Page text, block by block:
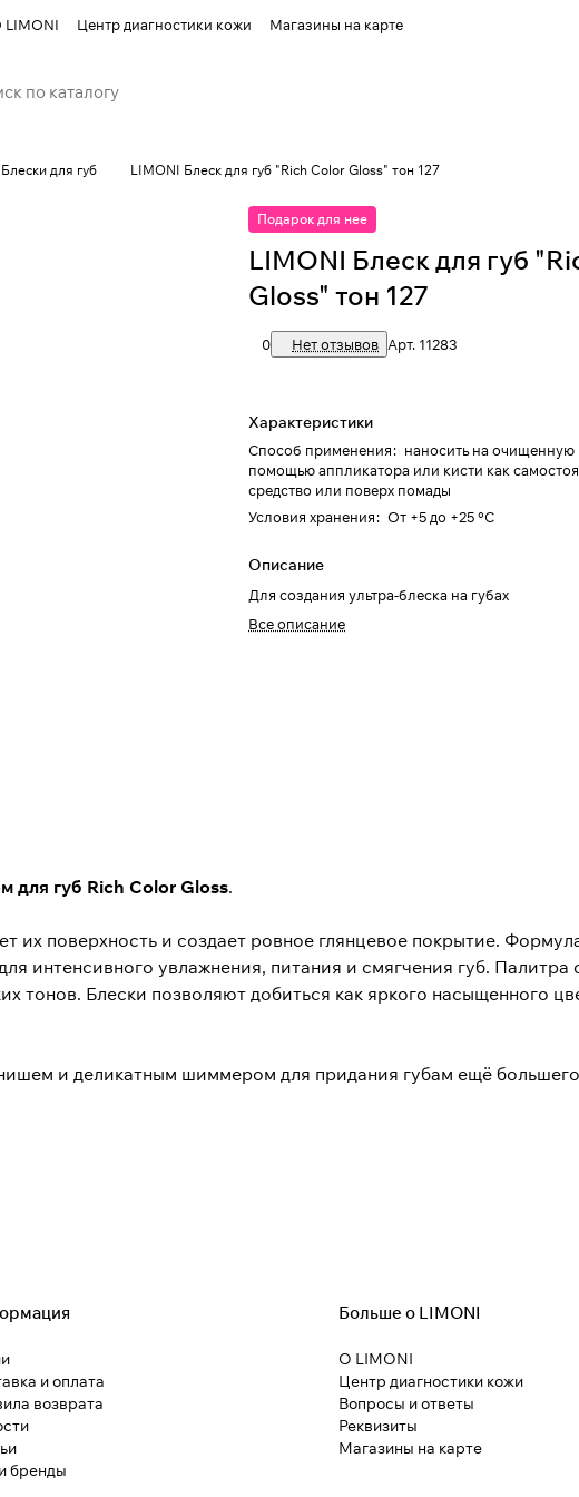
LIMONI Центр диагностики кожи Магазины на карте
Блески для губ LIMONI Блеск для губ "Rich Color Gloss" тон 127
Подарок для нее
LIMONI Блеск для губ
Gloss" тон 127
0 Нет отзывов Арт. 11283
Характеристики
Способ применения: наносить на очищенную
помощью аппликатора или кисти как
средство или поверх помады
Условия хранения: От +5 до +25 °C
Описание
Для создания ультра-блеска на губах
Все описание
для губ Rich Color Gloss.
их поверхность и создает ровное глянцевое покрытие.
интенсивного увлажнения, питания и смягчения губ.
тонов. Блески позволяют добиться как яркого насыщенного
и деликатным шиммером для придания губам ещё
и оплата
возврата
бренды
Больше о LIMONI
О LIMONI
Центр диагностики кожи
Вопросы и ответы
Реквизиты
Магазины на карте